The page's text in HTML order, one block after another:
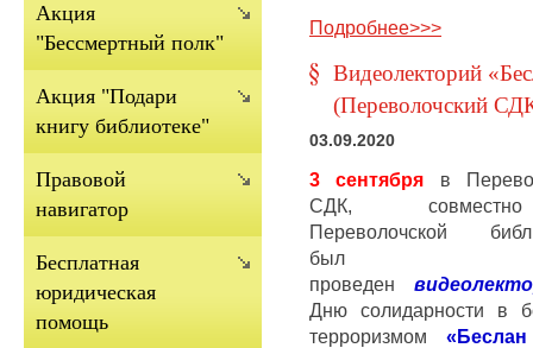
Подробнее>>>
Видеолекторий
(Переволочский
03.09.2020
3 сентября в
СДК,
Переволочской
был
проведен
Дню солидарности в
терроризмом
Акция
"Бессмертный полк"
Акция "Подари
книгу библиотеке"
Правовой
навигатор
Бесплатная
юридическая
помощь